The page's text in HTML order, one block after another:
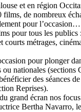
et en région
de nombreux
pour l’occasion…
pour tous les publics
courts métrages,
pour plonger
ou nationales (sections
des séances
Reprises).
grand écran nos
Bertha Navarro,